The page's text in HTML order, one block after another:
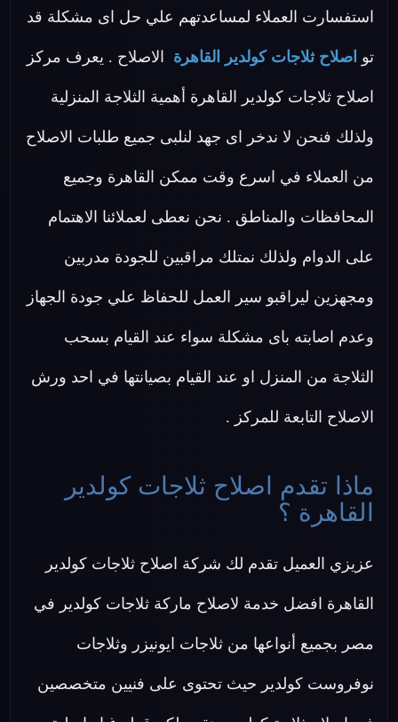
استفسارت العملاء لمساعدتهم علي حل اى مشكلة قد
تو اصلاح ثلاجات كولدير القاهرة الاصلاح . يعرف مركز
اصلاح ثلاجات كولدير القاهرة أهمية الثلاجة المنزلية
ولذلك فنحن لا ندخر اى جهد لنلبى جميع طلبات الاصلاح
من العملاء في اسرع وقت ممكن القاهرة وجميع
المحافظات والمناطق . نحن نعطى لعملائنا الاهتمام
على الدوام ولذلك نمتلك مراقبين للجودة مدربين
ومجهزين ليراقبو سير العمل للحفاظ علي جودة الجهاز
وعدم اصابته باى مشكلة سواء عند القيام بسحب
الثلاجة من المنزل او عند القيام بصيانتها في احد ورش
الاصلاح التابعة للمركز .
ماذا تقدم اصلاح ثلاجات كولدير
القاهرة ؟
عزيزي العميل تقدم لك شركة اصلاح ثلاجات كولدير
القاهرة افضل خدمة لاصلاح ماركة ثلاجات كولدير في
مصر بجميع أنواعها من ثلاجات ايونيزر وثلاجات
نوفروست كولدير حيث تحتوى على فنيين متخصصين